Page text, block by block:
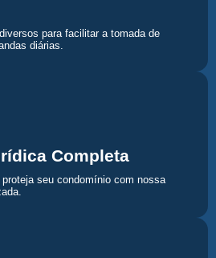
para facilitar a tomada de
diárias.
Completa
seu condomínio com nossa